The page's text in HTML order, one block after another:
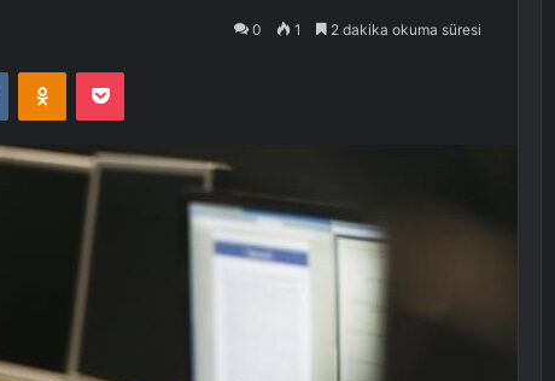
0 1 2 dakika okuma süresi
VKontakteOdnoklassniki
Pocket